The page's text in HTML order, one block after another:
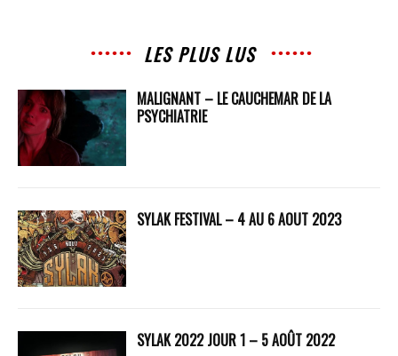
LES PLUS LUS
MALIGNANT – LE CAUCHEMAR DE LA
PSYCHIATRIE
SYLAK FESTIVAL – 4 AU 6 AOUT 2023
SYLAK 2022 JOUR 1 – 5 AOÛT 2022